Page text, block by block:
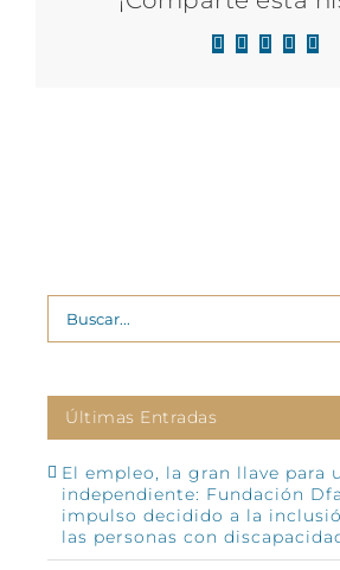
Facebook
X LinkedIn
Buscar:
Últimas Entradas
El empleo, la gran llave para
independiente: Fundación
impulso decidido a la
las personas con